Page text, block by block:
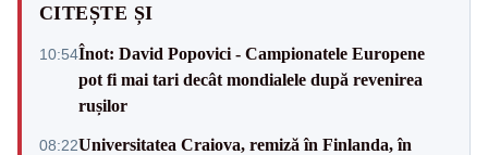
CITEȘTE ȘI
10:54Înot: David Popovici - Campionatele Europene
pot fi mai tari decât mondialele după revenirea
rușilor
08:22Universitatea Craiova, remiză în Finlanda, în